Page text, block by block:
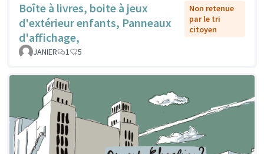
Boîte à livres, boite à jeux
d'extérieur enfants, Panneaux
d'affichage,
Non retenue
par le tri
citoyen
JANIER 1 5